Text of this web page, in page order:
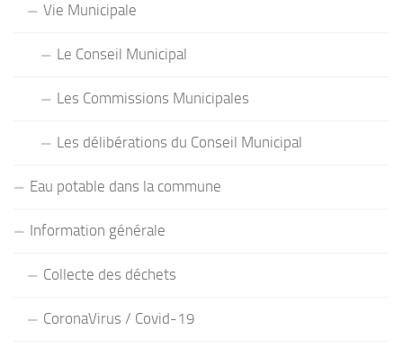
Vie Municipale
Le Conseil Municipal
Les Commissions Municipales
Les délibérations du Conseil Municipal
Eau potable dans la commune
Information générale
Collecte des déchets
CoronaVirus / Covid-19